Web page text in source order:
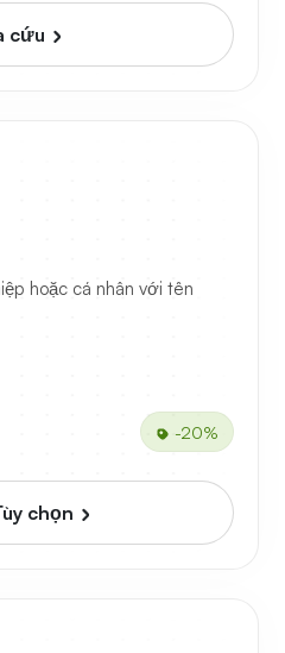
cứu
hoặc cá nhân với tên
-20%
chọn